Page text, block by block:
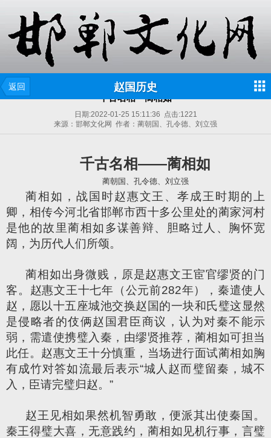
返回 赵国历史
千古名相一蔺相如
日期:2022-01-25 15:11:36 点击:1221
来源：邯郸文化网 作者：蔺朝国、孔令德、刘立强
千古名相——蔺相如
蔺朝国、孔令德、刘立强
蔺相如，战国时赵惠文王、孝成王时期的上
卿，相传今河北省邯郸市西十多公里处的蔺家河村
是他的故里蔺相如多谋善辩、胆略过人、胸怀宽
阔，为历代人们所颂。
蔺相如出身微贱，原是赵惠文王宦官缪贤的门
客。赵惠文王十七年（公元前282年），秦遣使人
赵，愿以十五座城池交换赵国的一块和氏璧这显然
是侵略者的伎俩赵国君臣商议，认为对秦不能示
弱，需遣使携璧入秦，由缪贤推荐，蔺相如可担当
此任。赵惠文王十分慎重，当场进行面试蔺相如胸
有成竹对答如流最后表示“城人赵而璧留秦，城不
入，臣请完璧归赵。”
赵王见相如果然机智勇敢，便派其出使秦国。
秦王得璧大喜，无意践约，蔺相如见机行事，言璧